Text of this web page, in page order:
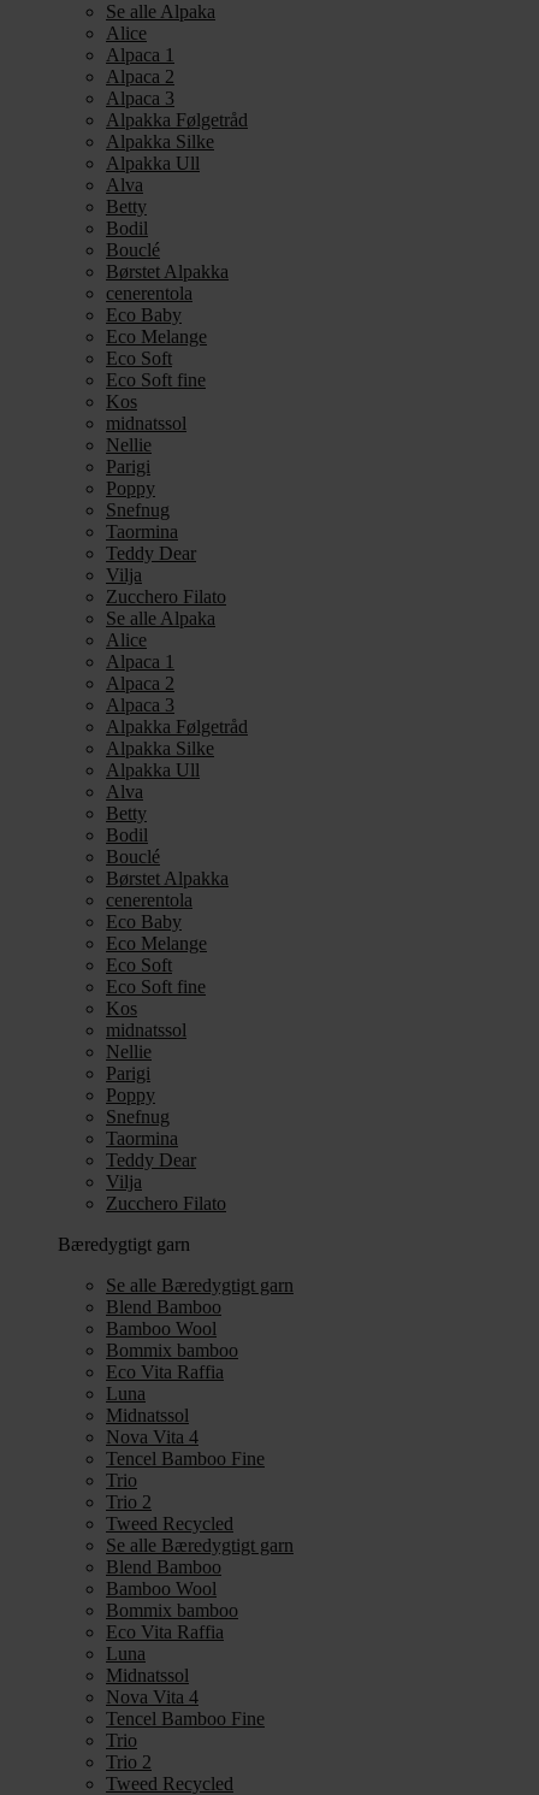
Se alle Alpaka
Alice
Alpaca 1
Alpaca 2
Alpaca 3
Alpakka Følgetråd
Alpakka Silke
Alpakka Ull
Alva
Betty
Bodil
Bouclé
Børstet Alpakka
cenerentola
Eco Baby
Eco Melange
Eco Soft
Eco Soft fine
Kos
midnatssol
Nellie
Parigi
Poppy
Snefnug
Taormina
Teddy Dear
Vilja
Zucchero Filato
Se alle Alpaka
Alice
Alpaca 1
Alpaca 2
Alpaca 3
Alpakka Følgetråd
Alpakka Silke
Alpakka Ull
Alva
Betty
Bodil
Bouclé
Børstet Alpakka
cenerentola
Eco Baby
Eco Melange
Eco Soft
Eco Soft fine
Kos
midnatssol
Nellie
Parigi
Poppy
Snefnug
Taormina
Teddy Dear
Vilja
Zucchero Filato
Bæredygtigt garn
Se alle Bæredygtigt garn
Blend Bamboo
Bamboo Wool
Bommix bamboo
Eco Vita Raffia
Luna
Midnatssol
Nova Vita 4
Tencel Bamboo Fine
Trio
Trio 2
Tweed Recycled
Se alle Bæredygtigt garn
Blend Bamboo
Bamboo Wool
Bommix bamboo
Eco Vita Raffia
Luna
Midnatssol
Nova Vita 4
Tencel Bamboo Fine
Trio
Trio 2
Tweed Recycled